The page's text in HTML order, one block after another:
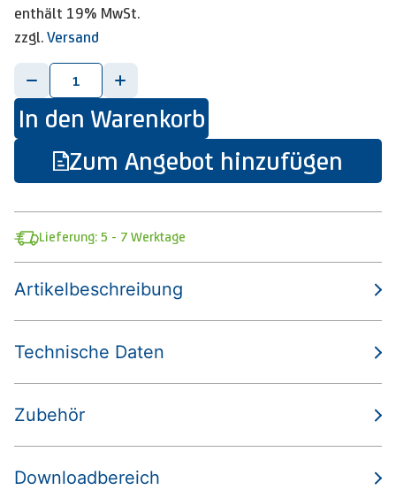
enthält 19% MwSt.
zzgl. Versand
-
+
In den Warenkorb
Zum Angebot hinzufügen
Lieferung: 5 - 7 Werktage
Artikelbeschreibung
Technische Daten
Zubehör
Downloadbereich